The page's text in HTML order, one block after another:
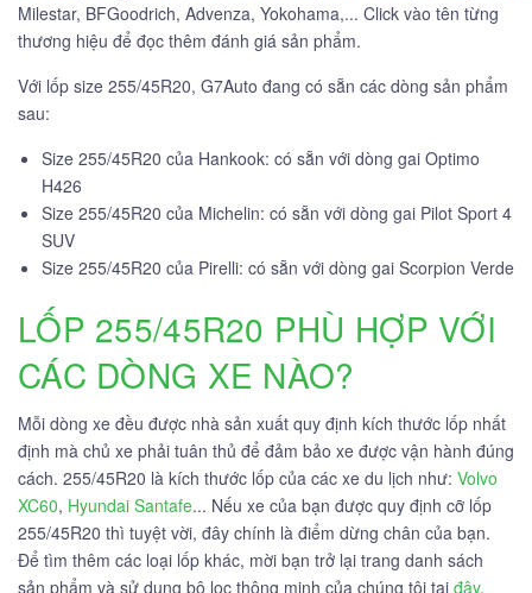
Milestar, BFGoodrich, Advenza, Yokohama,... Click vào tên từng
thương hiệu để đọc thêm đánh giá sản phẩm.
Với lốp size 255/45R20, G7Auto đang có sẵn các dòng sản phẩm
sau:
Size 255/45R20 của Hankook: có sẵn với dòng gai Optimo
H426
Size 255/45R20 của Michelin: có sẵn với dòng gai Pilot Sport 4
SUV
Size 255/45R20 của Pirelli: có sẵn với dòng gai Scorpion Verde
LỐP 255/45R20 PHÙ HỢP VỚI
CÁC DÒNG XE NÀO?
Mỗi dòng xe đều được nhà sản xuất quy định kích thước lốp nhất
định mà chủ xe phải tuân thủ để đảm bảo xe được vận hành đúng
cách. 255/45R20 là kích thước lốp của các xe du lịch như: Volvo
XC60, Hyundai Santafe... Nếu xe của bạn được quy định cỡ lốp
255/45R20 thì tuyệt vời, đây chính là điểm dừng chân của bạn.
Để tìm thêm các loại lốp khác, mời bạn trở lại trang danh sách
sản phẩm và sử dụng bộ lọc thông minh của chúng tôi tại đây.